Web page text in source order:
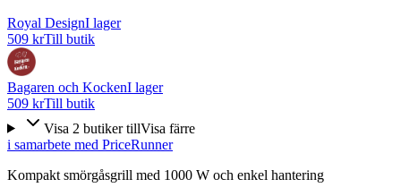
Royal DesignI lager
509 krTill butik
Bagaren och KockenI lager
509 krTill butik
Visa 2 butiker tillVisa färre
i samarbete med PriceRunner
Kompakt smörgåsgrill med 1000 W och enkel hantering